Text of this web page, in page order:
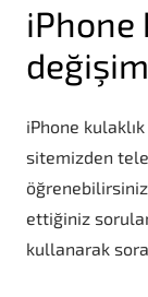
iPhone
iPhone
sitemizden
ettiğiniz
kullanarak